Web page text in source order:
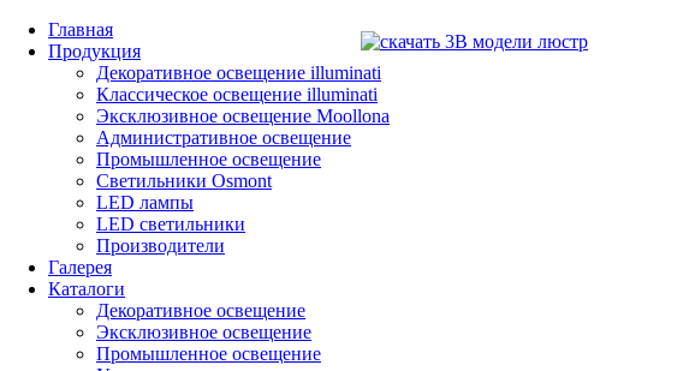
Главная
Продукция
Декоративное освещение illuminati
Классическое освещение illuminati
Эксклюзивное освещение Moollona
Административное освещение
Промышленное освещение
Светильники Osmont
LED лампы
LED светильники
Производители
Галерея
Каталоги
Декоративное освещение
Эксклюзивное освещение
Промышленное освещение